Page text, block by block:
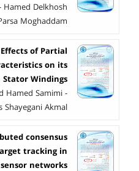
Delkhosh
Moghaddam
of Partial
on its
Windings
Hamed Samimi -
Shayegani Akmal
consensus
tracking in
sensor networks